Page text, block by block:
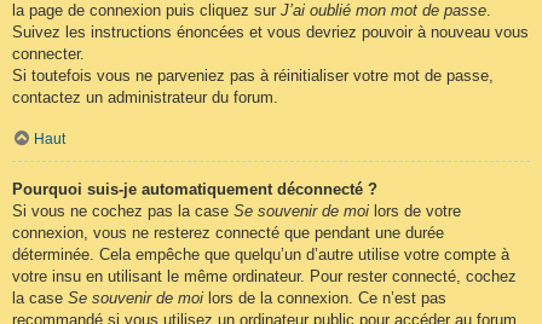
la page de connexion puis cliquez sur J’ai oublié mon mot de passe.
Suivez les instructions énoncées et vous devriez pouvoir à nouveau vous
connecter.
Si toutefois vous ne parveniez pas à réinitialiser votre mot de passe,
contactez un administrateur du forum.
Haut
Pourquoi suis-je automatiquement déconnecté ?
Si vous ne cochez pas la case Se souvenir de moi lors de votre
connexion, vous ne resterez connecté que pendant une durée
déterminée. Cela empêche que quelqu’un d’autre utilise votre compte à
votre insu en utilisant le même ordinateur. Pour rester connecté, cochez
la case Se souvenir de moi lors de la connexion. Ce n’est pas
recommandé si vous utilisez un ordinateur public pour accéder au forum